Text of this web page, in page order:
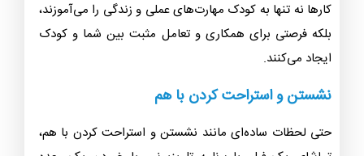
کارها نه تنها به کودک مهارت‌های عملی و زندگی را می‌آموزند،
بلکه فرصتی برای همکاری و تعامل مثبت بین شما و کودک
ایجاد می‌کنند.
نشستن و استراحت کردن با هم
حتی لحظات ساده‌ای مانند نشستن و استراحت کردن با هم،